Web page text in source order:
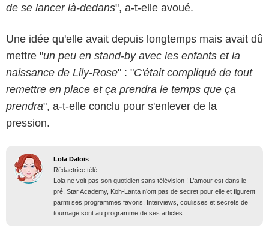
de se lancer là-dedans", a-t-elle avoué.
Une idée qu'elle avait depuis longtemps mais avait dû
mettre "un peu en stand-by avec les enfants et la
naissance de Lily-Rose" : "C'était compliqué de tout
remettre en place et ça prendra le temps que ça
prendra", a-t-elle conclu pour s'enlever de la
pression.
Lola Dalois
Rédactrice télé
Lola ne voit pas son quotidien sans télévision ! L’amour est dans le
pré, Star Academy, Koh-Lanta n’ont pas de secret pour elle et figurent
parmi ses programmes favoris. Interviews, coulisses et secrets de
tournage sont au programme de ses articles.